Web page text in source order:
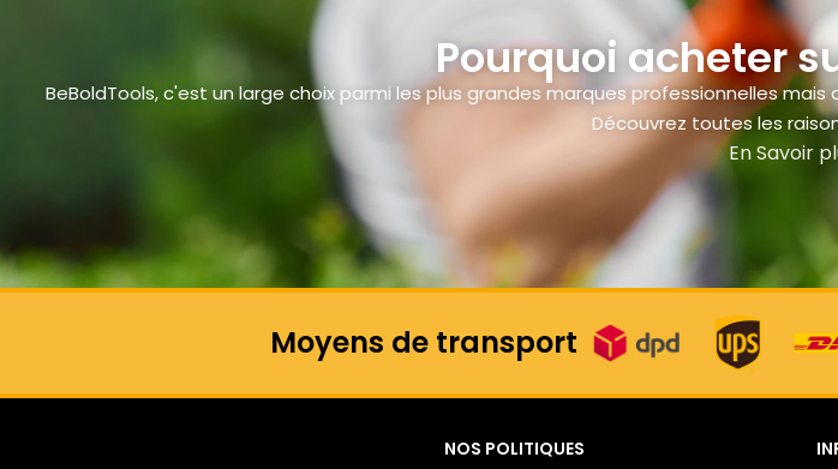
Pourquoi acheter
BeBoldTools, c'est un large choix parmi les plus grandes marques professionnelles
Découvrez toutes les
En Savoir
Moyens de transport
NOS POLITIQUES